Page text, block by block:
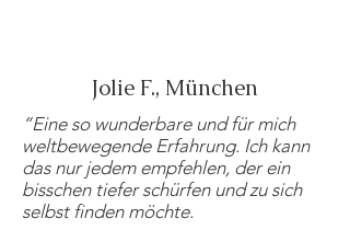
Jolie F., München
“Eine so wunderbare und für mich
weltbewegende Erfahrung. Ich kann
das nur jedem empfehlen, der ein
bisschen tiefer schürfen und zu sich
selbst finden möchte.